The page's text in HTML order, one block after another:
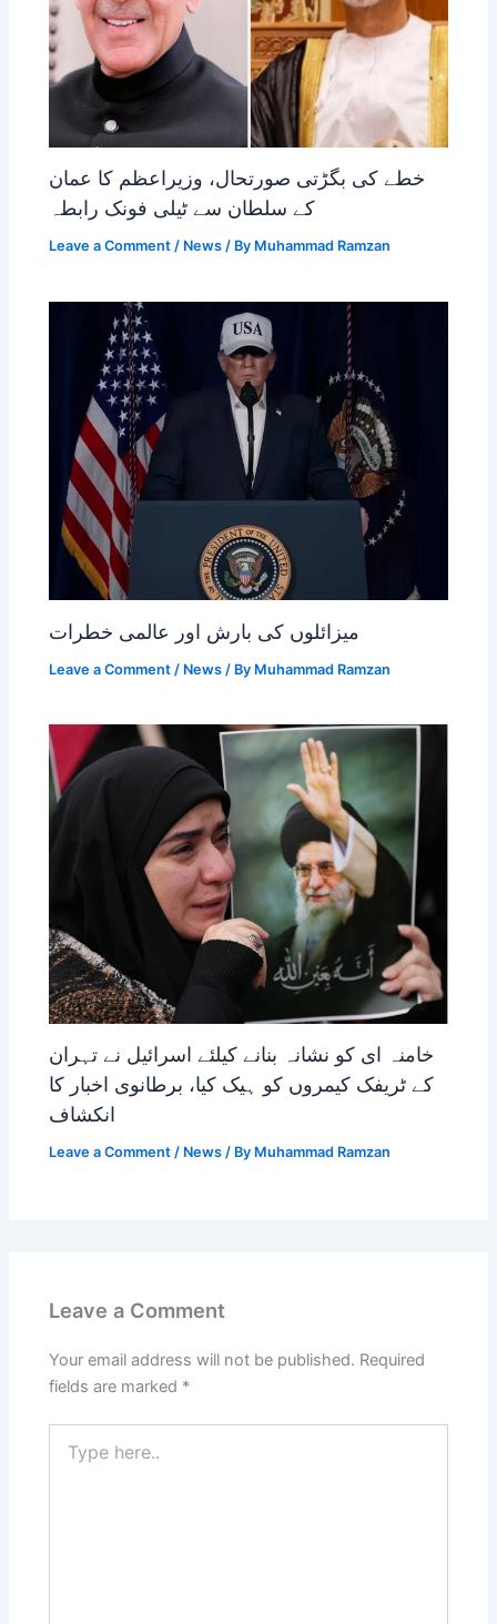
خطے کی بگڑتی صورتحال، وزیراعظم کا عمان
کے سلطان سے ٹیلی فونک رابطہ
Leave a Comment / News / By Muhammad Ramzan
میزائلوں کی بارش اور عالمی خطرات
Leave a Comment / News / By Muhammad Ramzan
خامنہ ای کو نشانہ بنانے کیلئے اسرائیل نے تہران
کے ٹریفک کیمروں کو ہیک کیا، برطانوی اخبار کا
انکشاف
Leave a Comment / News / By Muhammad Ramzan
Leave a Comment
Your email address will not be published. Required
fields are marked *
here..